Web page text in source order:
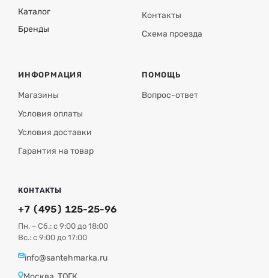
Каталог
Бренды
Контакты
Схема проезда
ИНФОРМАЦИЯ
Магазины
Условия оплаты
Условия доставки
Гарантия на товар
ПОМОЩЬ
Вопрос-ответ
КОНТАКТЫ
+7 (495) 125-25-96
Пн. – Сб.: с 9:00 до 18:00
Вс.: с 9:00 до 17:00
info@santehmarka.ru